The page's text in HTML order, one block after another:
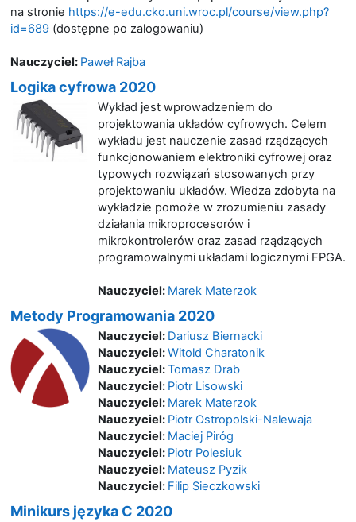
na stronie https://e-edu.cko.uni.wroc.pl/course/view.php?
id=689 (dostępne po zalogowaniu)
Nauczyciel: Paweł Rajba
Logika cyfrowa 2020
Wykład jest wprowadzeniem do
projektowania układów cyfrowych. Celem
wykładu jest nauczenie zasad rządzących
funkcjonowaniem elektroniki cyfrowej oraz
typowych rozwiązań stosowanych przy
projektowaniu układów. Wiedza zdobyta na
wykładzie pomoże w zrozumieniu zasady
działania mikroprocesorów i
mikrokontrolerów oraz zasad rządzących
programowalnymi układami logicznymi FPGA.
Nauczyciel: Marek Materzok
Metody Programowania 2020
Nauczyciel: Dariusz Biernacki
Nauczyciel:Witold Charatonik
Nauczyciel:Tomasz Drab
Nauczyciel: Piotr Lisowski
Nauczyciel: Marek Materzok
Nauczyciel: Piotr Ostropolski-Nalewaja
Nauczyciel: Maciej Piróg
Nauczyciel: Piotr Polesiuk
Nauczyciel: Mateusz Pyzik
Nauczyciel: Filip Sieczkowski
Minikurs języka C 2020